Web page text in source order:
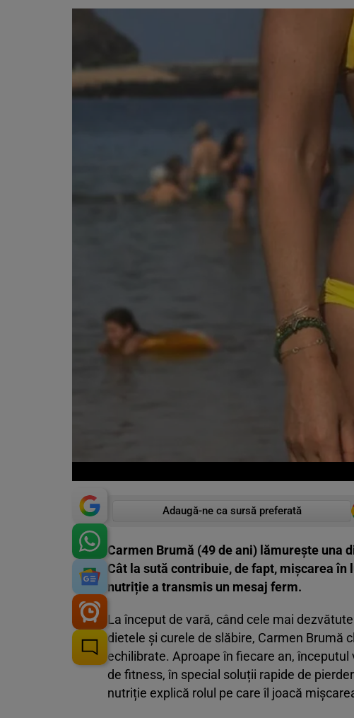
Adaugă-ne ca sursă preferată
Carmen Brumă (49 de ani) lămurește una
Cât la sută contribuie, de fapt, mișcarea
nutriție a transmis un mesaj ferm.
La început de vară, când cele mai
dietele și curele de slăbire, Carmen
echilibrate. Aproape în fiecare an,
de fitness, în special soluții rapide de
nutriție explică rolul pe care îl joacă